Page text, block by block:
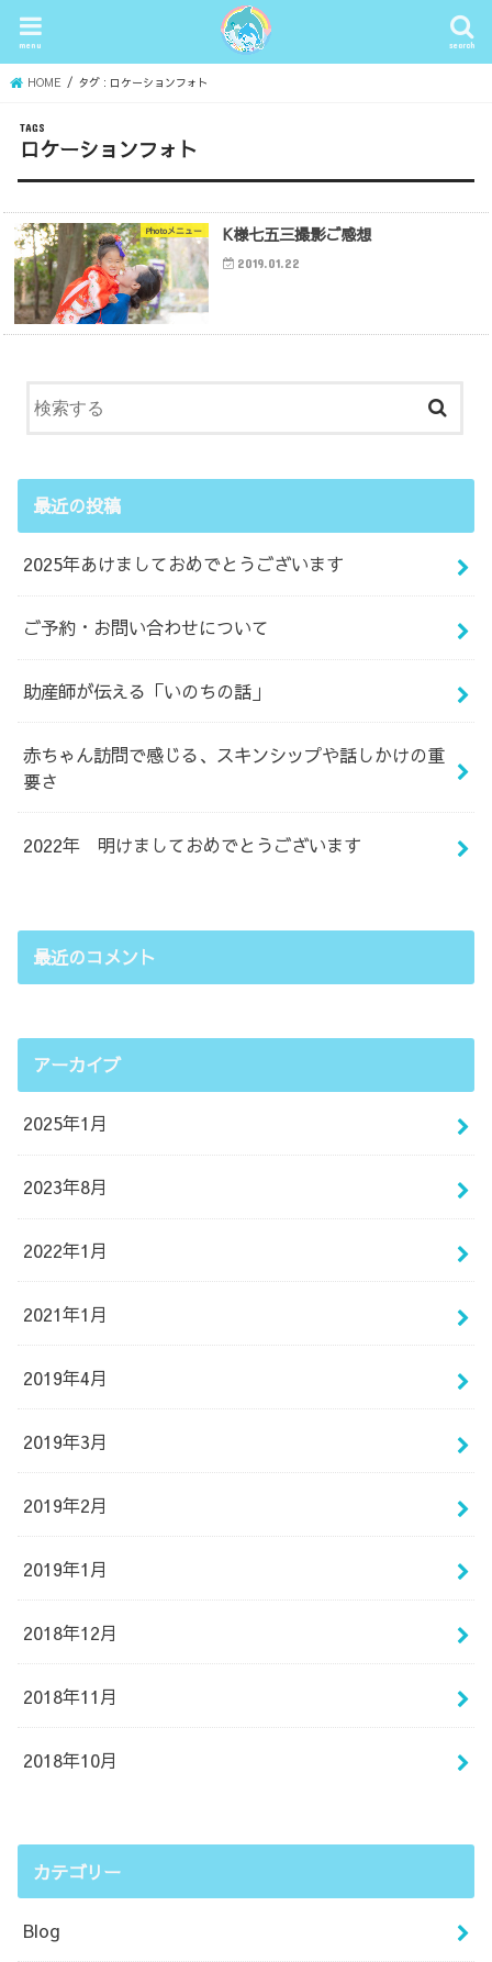
search
menu
HOME タグ : ロケーションフォト
ロケーションフォト
Photoメニュー K様七五三撮影ご感想
2019.01.22
最近の投稿
2025年あけましておめでとうございます
ご予約・お問い合わせについて
助産師が伝える「いのちの話」
赤ちゃん訪問で感じる、スキンシップや話しかけの重
要さ
2022年 明けましておめでとうございます
最近のコメント
アーカイブ
2025年1月
2023年8月
2022年1月
2021年1月
2019年4月
2019年3月
2019年2月
2019年1月
2018年12月
2018年11月
2018年10月
カテゴリー
Blog